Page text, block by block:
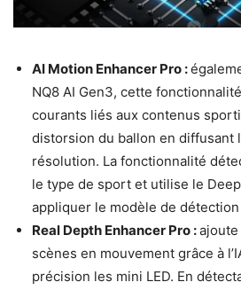
AI Motion Enhancer Pro :
NQ8 AI Gen3, cette
courants liés aux contenus
distorsion du ballon en diffusant
résolution. La fonctionnalité
le type de sport et utilise le
appliquer le modèle de
Real Depth Enhancer Pro :
scènes en mouvement grâce à
précision les mini LED. En